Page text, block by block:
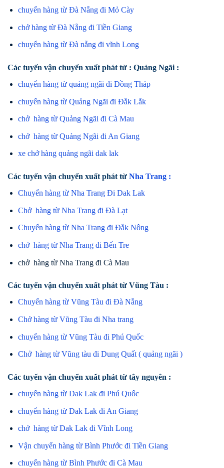
chuyển hàng từ Đà Nẵng đi Mỏ Cày
chở hàng từ Đà Nẵng đi Tiền Giang
chuyển hàng từ Đà nẵng đi vĩnh Long
Các tuyến vận chuyển xuất phát từ : Quảng Ngãi :
chuyển hàng từ quảng ngãi đi Đồng Tháp
chuyển hàng từ Quảng Ngãi đi Đắk Lắk
chở hàng từ Quảng Ngãi đi Cà Mau
chở hàng từ Quảng Ngãi đi An Giang
xe chở hàng quảng ngãi dak lak
Các tuyến vận chuyển xuất phát từ Nha Trang :
Chuyển hàng từ Nha Trang Đi Dak Lak
Chở hàng từ Nha Trang đi Đà Lạt
Chuyển hàng từ Nha Trang đi Đắk Nông
chở hàng từ Nha Trang đi Bến Tre
chở hàng từ Nha Trang đi Cà Mau
Các tuyến vận chuyển xuất phát từ Vũng Tàu :
Chuyển hàng từ Vũng Tàu đi Đà Nẵng
Chở hàng từ Vũng Tàu đi Nha trang
chuyển hàng từ Vũng Tàu đi Phú Quốc
Chở hàng từ Vũng tàu đi Dung Quất ( quảng ngãi )
Các tuyến vận chuyển xuất phát từ tây nguyên :
chuyển hàng từ Dak Lak đi Phú Quốc
chuyển hàng từ Dak Lak đi An Giang
chở hàng từ Dak Lak đi Vĩnh Long
Vận chuyển hàng từ Bình Phước đi Tiền Giang
chuyển hàng từ Bình Phước đi Cà Mau